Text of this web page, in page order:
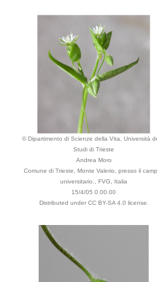
© Dipartimento di Scienze della Vita, Università
Studi di Trieste
Andrea Moro
Comune di Trieste, Monte Valerio, presso il
universitario., FVG, Italia
15/4/05 0.00.00
Distributed under CC BY-SA 4.0 license.